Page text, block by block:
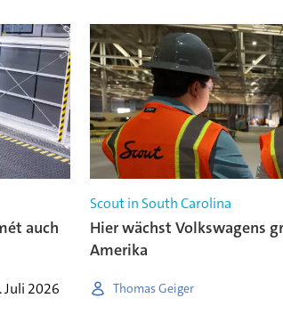
auch
Juli 2026
Scout in South Carolina
Hier wächst Volkswagens
Amerika
Thomas Geiger